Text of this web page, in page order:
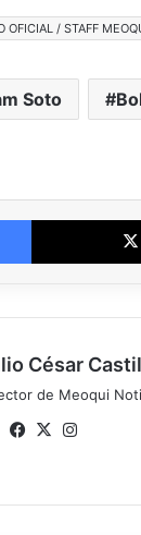
OFICIAL / STAFF
Soto
Facebook
César
de Meoqui
WebsiteFacebook
X